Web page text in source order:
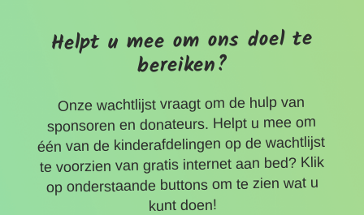
Helpt u mee om ons doel te
bereiken?
Onze wachtlijst vraagt om de hulp van
sponsoren en donateurs. Helpt u mee om
één van de kinderafdelingen op de wachtlijst
te voorzien van gratis internet aan bed? Klik
op onderstaande buttons om te zien wat u
kunt doen!